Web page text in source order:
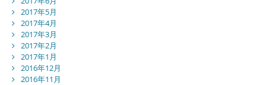
2017年5月
2017年4月
2017年3月
2017年2月
2017年1月
2016年12月
2016年11月